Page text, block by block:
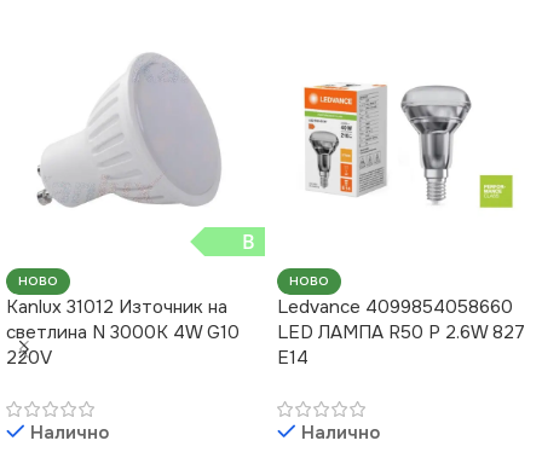
B
НОВО
Kanlux 31012 Източник на
светлина N 3000K 4W G10
220V
Налично
НОВО
Ledvance 4099854058660
LED ЛАМПА R50 P 2.6W 827
E14
Налично